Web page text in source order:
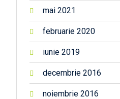
mai 2021
februarie 2020
iunie 2019
decembrie 2016
noiembrie 2016